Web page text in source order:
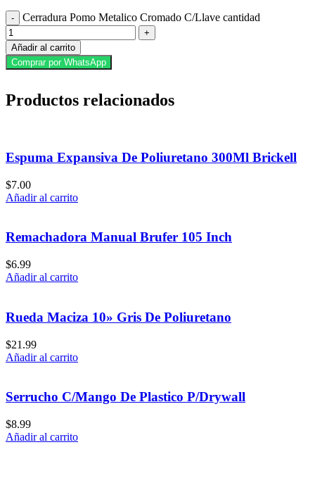
Cerradura Pomo Metalico Cromado C/Llave cantidad
Añadir al carrito
Comprar por WhatsApp
Productos relacionados
Espuma Expansiva De Poliuretano 300Ml Brickell
$7.00
Añadir al carrito
Remachadora Manual Brufer 105 Inch
$6.99
Añadir al carrito
Rueda Maciza 10» Gris De Poliuretano
$21.99
Añadir al carrito
Serrucho C/Mango De Plastico P/Drywall
$8.99
Añadir al carrito